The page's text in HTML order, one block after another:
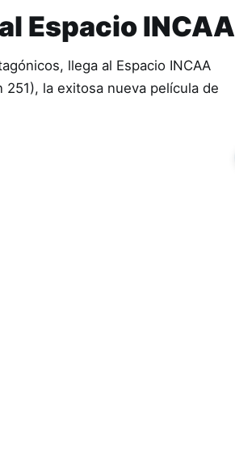
Espacio INCAA
llega al Espacio INCAA
la exitosa nueva película de